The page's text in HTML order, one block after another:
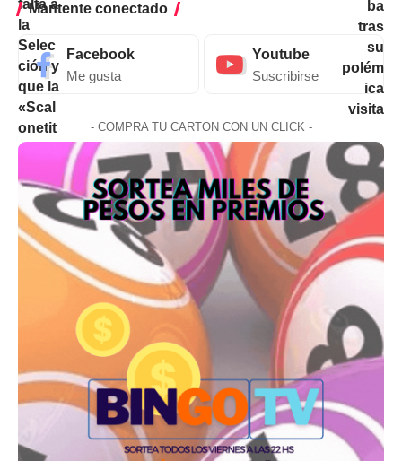
Mantente conectado
Facebook
Me gusta
Youtube
Suscribirse
- COMPRA TU CARTON CON UN CLICK -